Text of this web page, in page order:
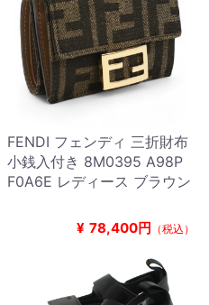
FENDI フェンディ 三折財布
小銭入付き 8M0395 A98P
F0A6E レディース ブラウン
¥ 78,400円 （税込）